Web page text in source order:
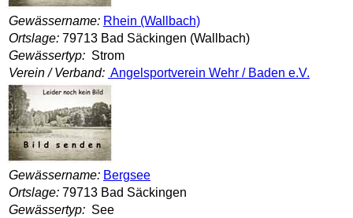
Gewässername: Rhein (Wallbach)
Ortslage: 79713 Bad Säckingen (Wallbach)
Gewässertyp: Strom
Verein / Verband: Angelsportverein Wehr / Baden e.V.
Gewässername: Bergsee
Ortslage: 79713 Bad Säckingen
Gewässertyp: See